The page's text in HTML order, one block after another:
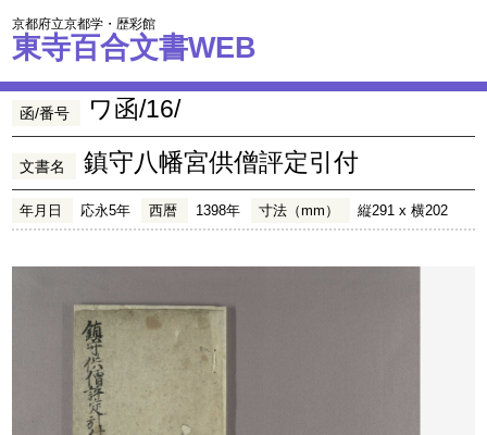
京都府立京都学・歴彩館
東寺百合文書WEB
函/番号 ワ函/16/
文書名 鎮守八幡宮供僧評定引付
年月日 応永5年 西暦 1398年 寸法（mm） 縦291 x 横202